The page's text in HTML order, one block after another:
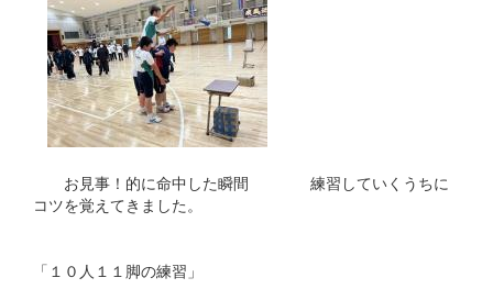
お見事！的に命中した瞬間 練習していくうちに
コツを覚えてきました。
「１０人１１脚の練習」